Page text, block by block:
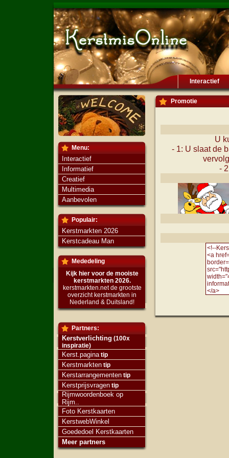
Interactief
Menu:
Interactief
Informatief
Creatief
Multimedia
Aanbevolen
Populair:
Kerstmarkten 2026
Kerstcadeau Man
Mededeling
Kijk hier voor de mooiste
kerstmarkten 2026.
kerstmarkten.net de grootste
overzicht kerstmarkten in
Nederland & Duitsland!
Partners:
Kerstverlichting (100x
inspiratie)
Kerst.pagina tip
Kerstmarkten tip
Kerstarrangementen tip
Kerstprijsvragen tip
Rijmwoordenboek op
Rijm..
Foto Kerstkaarten
KerstwebWinkel
Goededoel Kerstkaarten
Meer partners
Promotie
U
- 1: U slaat de
-